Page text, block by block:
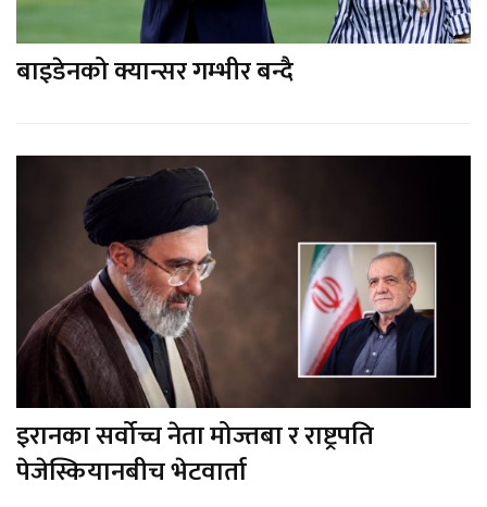
बाइडेनको क्यान्सर गम्भीर बन्दै
इरानका सर्वोच्च नेता मोज्तबा र राष्ट्रपति
पेजेस्कियानबीच भेटवार्ता